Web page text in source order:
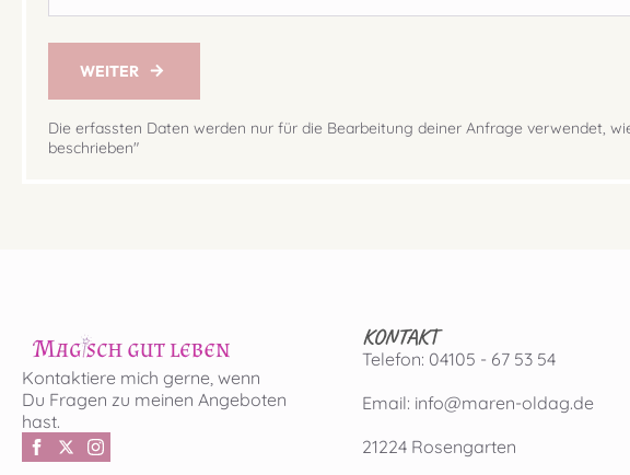
WEITER
Die erfassten Daten werden nur für die Bearbeitung deiner Anfrage verwendet,
beschrieben"
Kontaktiere mich gerne, wenn
Du Fragen zu meinen Angeboten
hast.
KONTAKT
Telefon: 04105 - 67 53 54
Email: info@maren-oldag.de
21224 Rosengarten